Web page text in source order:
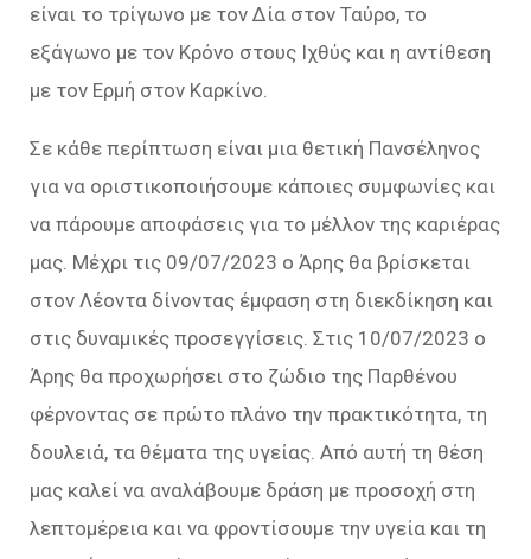
είναι το τρίγωνο με τον Δία στον Ταύρο, το
εξάγωνο με τον Κρόνο στους Ιχθύς και η αντίθεση
με τον Ερμή στον Καρκίνο.
Σε κάθε περίπτωση είναι μια θετική Πανσέληνος
για να οριστικοποιήσουμε κάποιες συμφωνίες και
να πάρουμε αποφάσεις για το μέλλον της καριέρας
μας. Μέχρι τις 09/07/2023 ο Άρης θα βρίσκεται
στον Λέοντα δίνοντας έμφαση στη διεκδίκηση και
στις δυναμικές προσεγγίσεις. Στις 10/07/2023 ο
Άρης θα προχωρήσει στο ζώδιο της Παρθένου
φέρνοντας σε πρώτο πλάνο την πρακτικότητα, τη
δουλειά, τα θέματα της υγείας. Από αυτή τη θέση
μας καλεί να αναλάβουμε δράση με προσοχή στη
λεπτομέρεια και να φροντίσουμε την υγεία και τη